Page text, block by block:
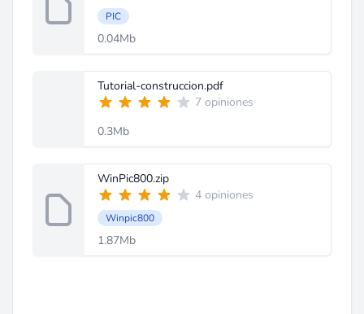
PIC
0.04Mb
Tutorial-construccion.pdf
7 opiniones
0.3Mb
WinPic800.zip
4 opiniones
Winpic800
1.87Mb